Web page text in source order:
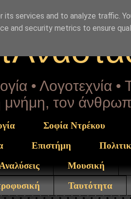
} }
• Λογοτεχνία •
μνήμη, τον
Σοφία Ντρέκου
Επιστήμη
Αναλύσεις Μουσική
Ταυτότητα
services and to analyze traffic.
and security metrics to ensure